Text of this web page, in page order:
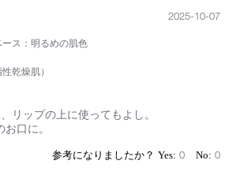
ス：明るめの肌色
乾燥肌）
リップの上に使ってもよし。
口に。
2025-10-07
0 0